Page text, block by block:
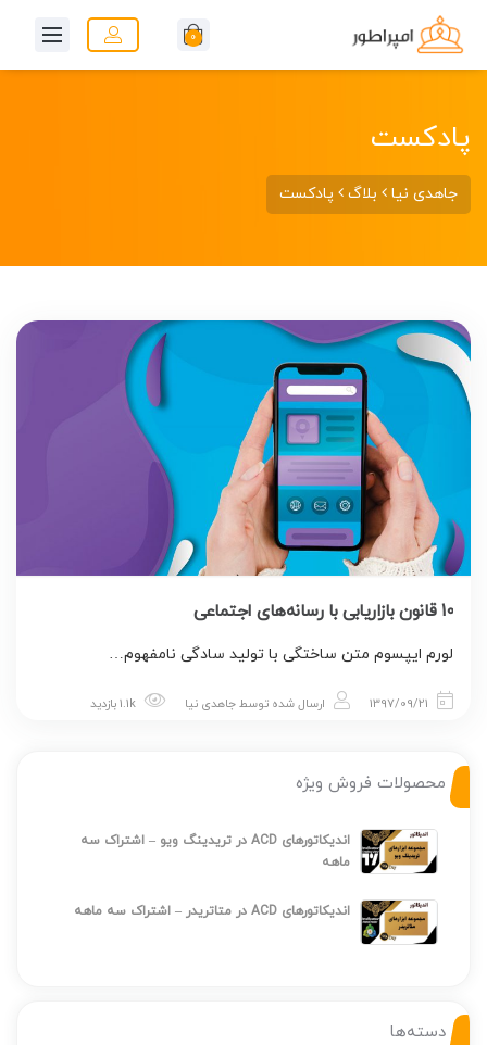
0
پادکست
جاهدی نیا بلاگ پادکست
10 قانون بازاریابی با رسانه‌های اجتماعی
لورم ایپسوم متن ساختگی با تولید سادگی نامفهوم…
1397/09/21 ارسال شده توسطجاهدی نیا
محصولات فروش ویژه
اندیکاتورهای ACD در تریدینگ ویو – اشتراک سه
ماهه
اندیکاتورهای ACD در متاتریدر – اشتراک سه ماهه
دسته‌ها